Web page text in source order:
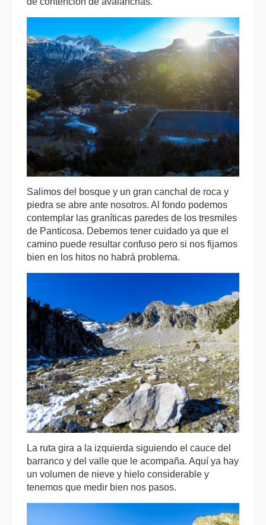
Salimos del bosque y un gran canchal de roca y
piedra se abre ante nosotros. Al fondo podemos
contemplar las graníticas paredes de los tresmiles
de Panticosa. Debemos tener cuidado ya que el
camino puede resultar confuso pero si nos fijamos
bien en los hitos no habrá problema.
La ruta gira a la izquierda siguiendo el cauce del
barranco y del valle que le acompaña. Aquí ya hay
un volumen de nieve y hielo considerable y
tenemos que medir bien nos pasos.